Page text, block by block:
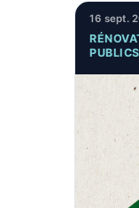
16 sept.
PUBLICS